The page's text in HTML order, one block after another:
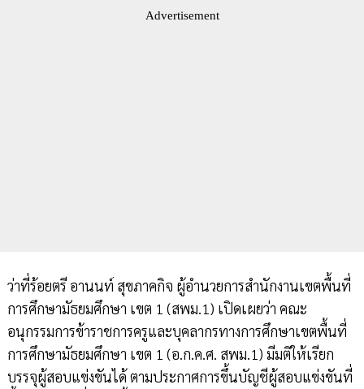
Advertisement
ว่าที่ร้อยตรี อานนท์ สุขภาคกิจ ผู้อำนวยการสำนักงานเขตพื้นที่
การศึกษามัธยมศึกษา เขต 1 (สพม.1) เปิดเผยว่า คณะ
อนุกรรมการข้าราชการครูและบุคลากรทางการศึกษาเขตพื้นที่
การศึกษามัธยมศึกษา เขต 1 (อ.ก.ค.ศ. สพม.1) มีมติให้เรียก
บรรจุผู้สอบแข่งขันได้ ตามประกาศการขึ้นบัญชีผู้สอบแข่งขันที่